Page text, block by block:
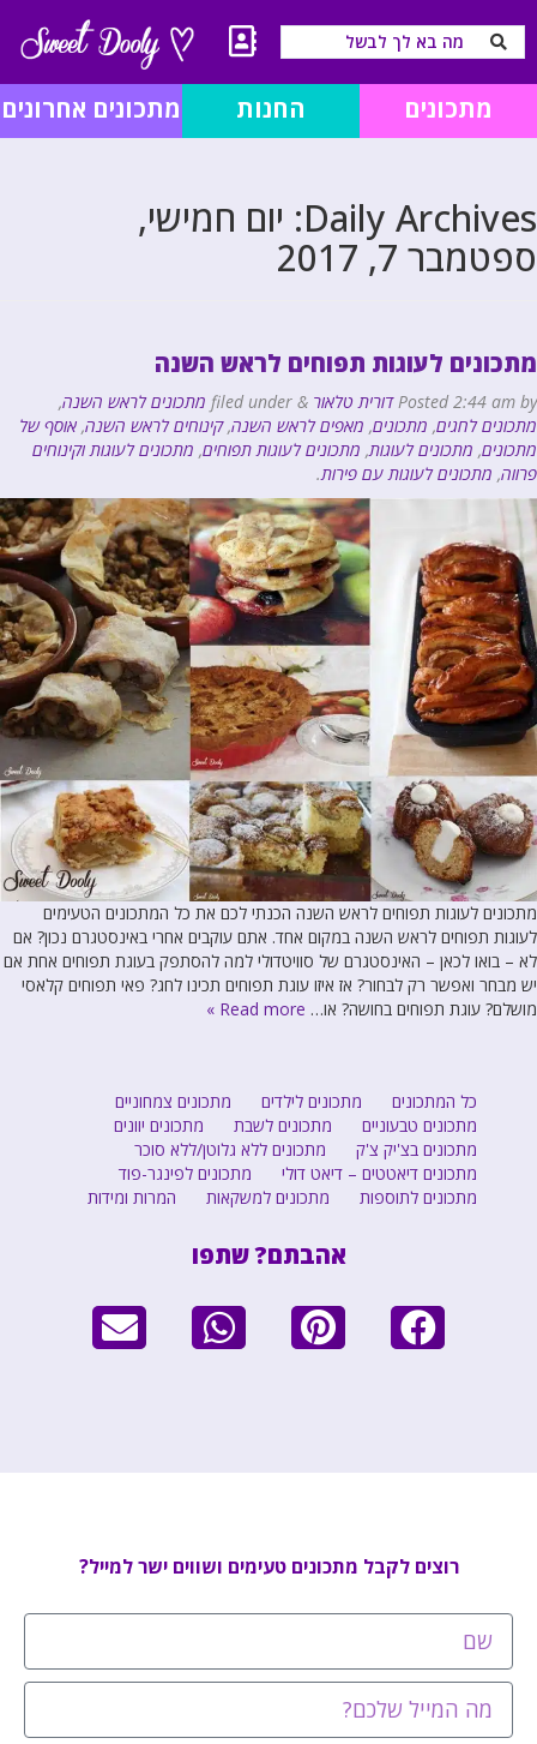
מתכונים החנות מתכונים אחרונים
Daily Archives: יום חמישי,
ספטמבר 7, 2017
מתכונים לעוגות תפוחים לראש השנה
Posted2:44 am by דורית טלאור & מתכונים לראש השנה,
מתכונים לחגים, מתכונים, מאפים לראש השנה,קינוחים לראש השנה, אוסף של
מתכונים, מתכונים לעוגות, מתכונים לעוגות תפוחים, מתכונים לעוגות וקינוחים
פרווה, מתכונים לעוגות עם פירות.
מתכונים לעוגות תפוחים לראש השנה הכנתי לכם את כל המתכונים הטעימים
לעוגות תפוחים לראש השנה במקום אחד. אתם עוקבים אחרי באינסטגרם נכון? אם
לא – בואו לכאן – האינסטגרם של סוויטדולי למה להסתפק בעוגת תפוחים אחת אם
יש מבחר ואפשר רק לבחור? אז איזו עוגת תפוחים תכינו לחג? פאי תפוחים קלאסי
מושלם? עוגת תפוחים בחושה? או… Read more »
כל המתכונים מתכונים לילדים
מתכונים צמחוניים
מתכונים טבעוניים
מתכונים לשבת
מתכונים יוונים
מתכונים בצ'יק צ'ק
מתכונים ללא גלוטן/ללא סוכר
מתכונים דיאטטים – דיאט דולי
מתכונים לפינגר-פוד
מתכונים לתוספות
מתכונים למשקאות המרות ומידות
אהבתם? שתפו
רוצים לקבל מתכונים טעימים ושווים ישר למייל?